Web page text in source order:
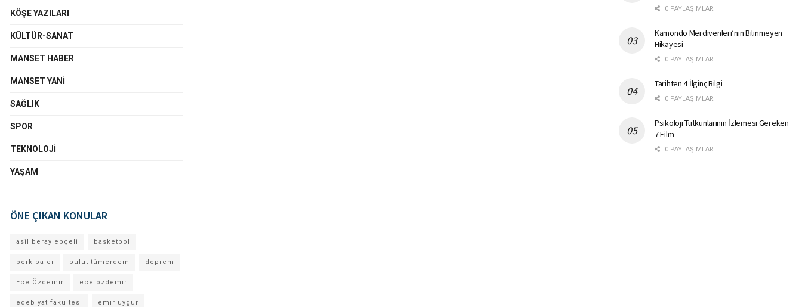
KÖŞE YAZILARI
KÜLTÜR-SANAT
MANSET HABER
MANSET YANI
SAĞLIK
SPOR
TEKNOLOJI
YAŞAM
ÖNE ÇIKAN KONULAR
asil beray epçeli basketbol
berk balcı bulut tümerdem deprem
Ece Özdemir ece özdemir
edebiyat fakültesi emir uygur
0 PAYLAŞIMLAR
Kamondo Merdivenleri’nin Bilinmeyen
Hikayesi
0 PAYLAŞIMLAR
Tarihten 4 İlginç Bilgi
0 PAYLAŞIMLAR
Psikoloji Tutkunlarının İzlemesi Gereken
7 Film
0 PAYLAŞIMLAR